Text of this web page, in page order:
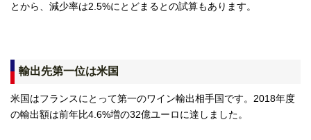
とから、減少率は2.5%にとどまるとの試算もあります。
輸出先第一位は米国
米国はフランスにとって第一のワイン輸出相手国です。2018年度
の輸出額は前年比4.6%増の32億ユーロに達しました。